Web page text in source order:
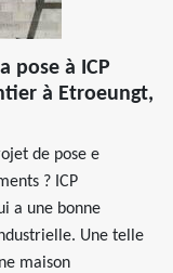
pose à ICP
à Etroeungt,
de pose e
? ICP
a une bonne
Une telle
maison